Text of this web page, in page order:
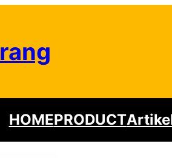
HOMEPRODUCT